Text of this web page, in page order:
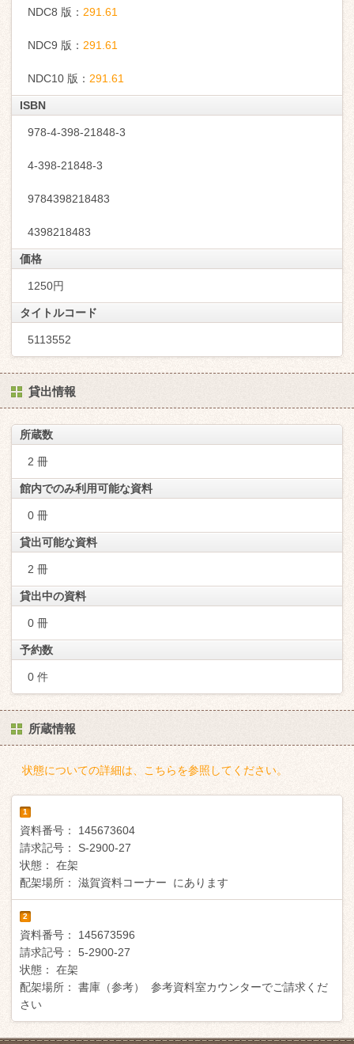
NDC8 版： 291.61
NDC9 版： 291.61
NDC10 版： 291.61
ISBN
978-4-398-21848-3
4-398-21848-3
9784398218483
4398218483
価格
1250円
タイトルコード
5113552
貸出情報
所蔵数
2 冊
館内でのみ利用可能な資料
0 冊
貸出可能な資料
2 冊
貸出中の資料
0 冊
予約数
0 件
所蔵情報
状態についての詳細は、こちらを参照してください。
1
資料番号：
145673604
請求記号：
S-2900-27
状態：
在架
配架場所：
滋賀資料コーナー にあります
2
資料番号：
145673596
請求記号：
5-2900-27
状態：
在架
配架場所：
書庫（参考） 参考資料室カウンターでご請求くだ
さい